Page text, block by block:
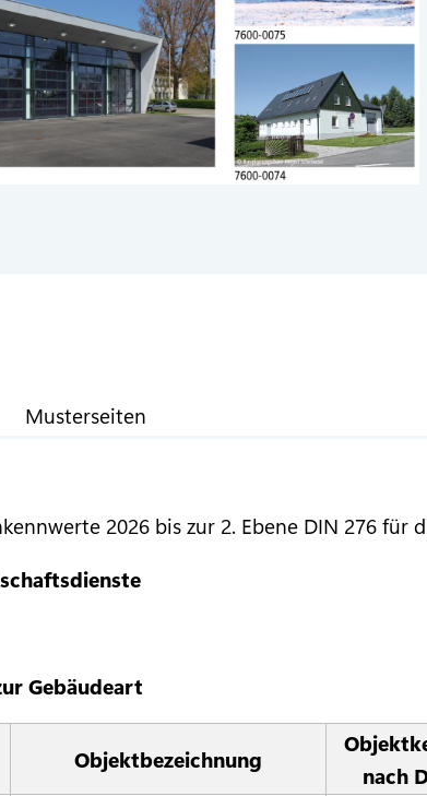
Musterseiten
2026 bis zur 2. Ebene DIN 276 für
Gebäudeart
Objektbezeichnung
nach